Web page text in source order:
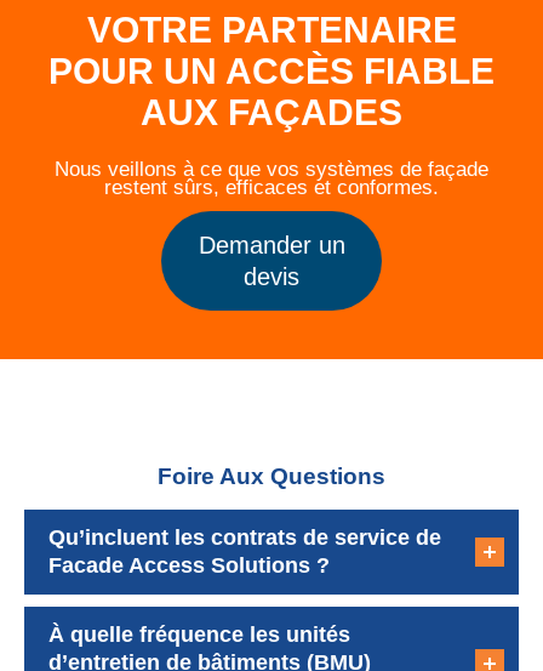
VOTRE PARTENAIRE
POUR UN ACCÈS FIABLE
AUX FAÇADES
Nous veillons à ce que vos systèmes de façade
restent sûrs, efficaces et conformes.
Demander un
devis
Foire Aux Questions
Qu’incluent les contrats de service de
Facade Access Solutions ?
À quelle fréquence les unités
d’entretien de bâtiments (BMU)